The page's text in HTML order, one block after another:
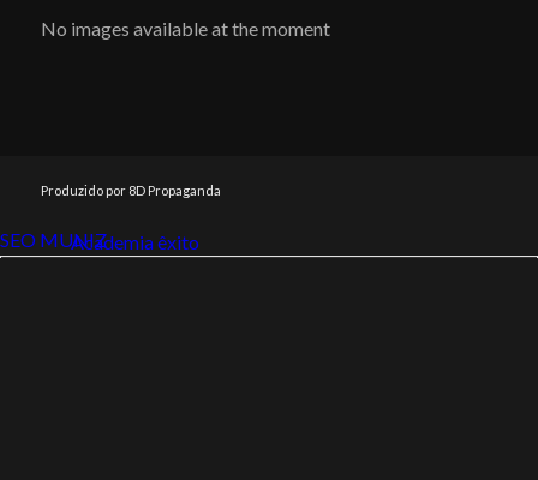
No images available at the moment
Produzido por 8D Propaganda
SEO MUNIZ
Link112Academia êxito